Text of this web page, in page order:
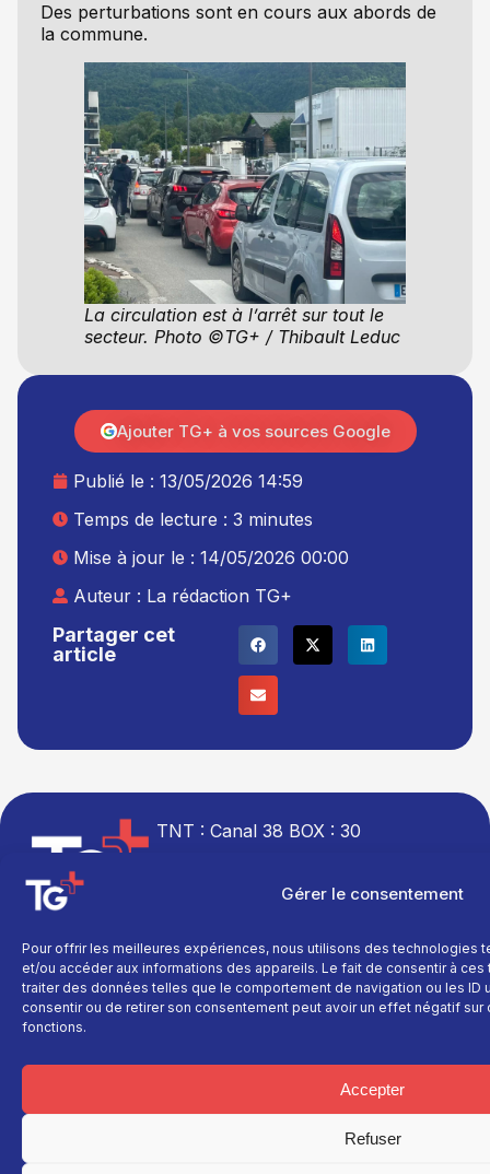
Gérer le consentement
Pour offrir les meilleures expériences, nous utilisons des technologies
et/ou accéder aux informations des appareils. Le fait de consentir à
traiter des données telles que le comportement de navigation ou les ID
consentir ou de retirer son consentement peut avoir un effet négatif
fonctions.
Accepter
Refuser
Des perturbations sont en cours aux abords de
la commune.
La circulation est à l’arrêt sur tout le
secteur. Photo ©TG+ / Thibault Leduc
Partager cet
article
Publié le : 13/05/2026 14:59
Temps de lecture : 3 minutes
Mise à jour le : 14/05/2026 00:00
Auteur : La rédaction TG+
Ajouter TG+ à vos sources Google
TNT : Canal 38 BOX : 30
TG+
Fil info
Replay
Programme TV
En savoir plus
Nous contacter
Devenir annonceur
Données
Politique cookie
Fil
info
Actualité
Recettes
Faits
divers